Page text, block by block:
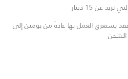
عن 15 دينار
يستغرق العمل بها عادةً من يومين إلى
الشحن